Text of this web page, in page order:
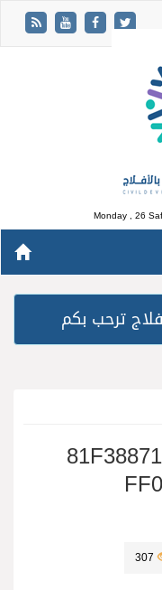
Monday , 26
ترحب بكم
307